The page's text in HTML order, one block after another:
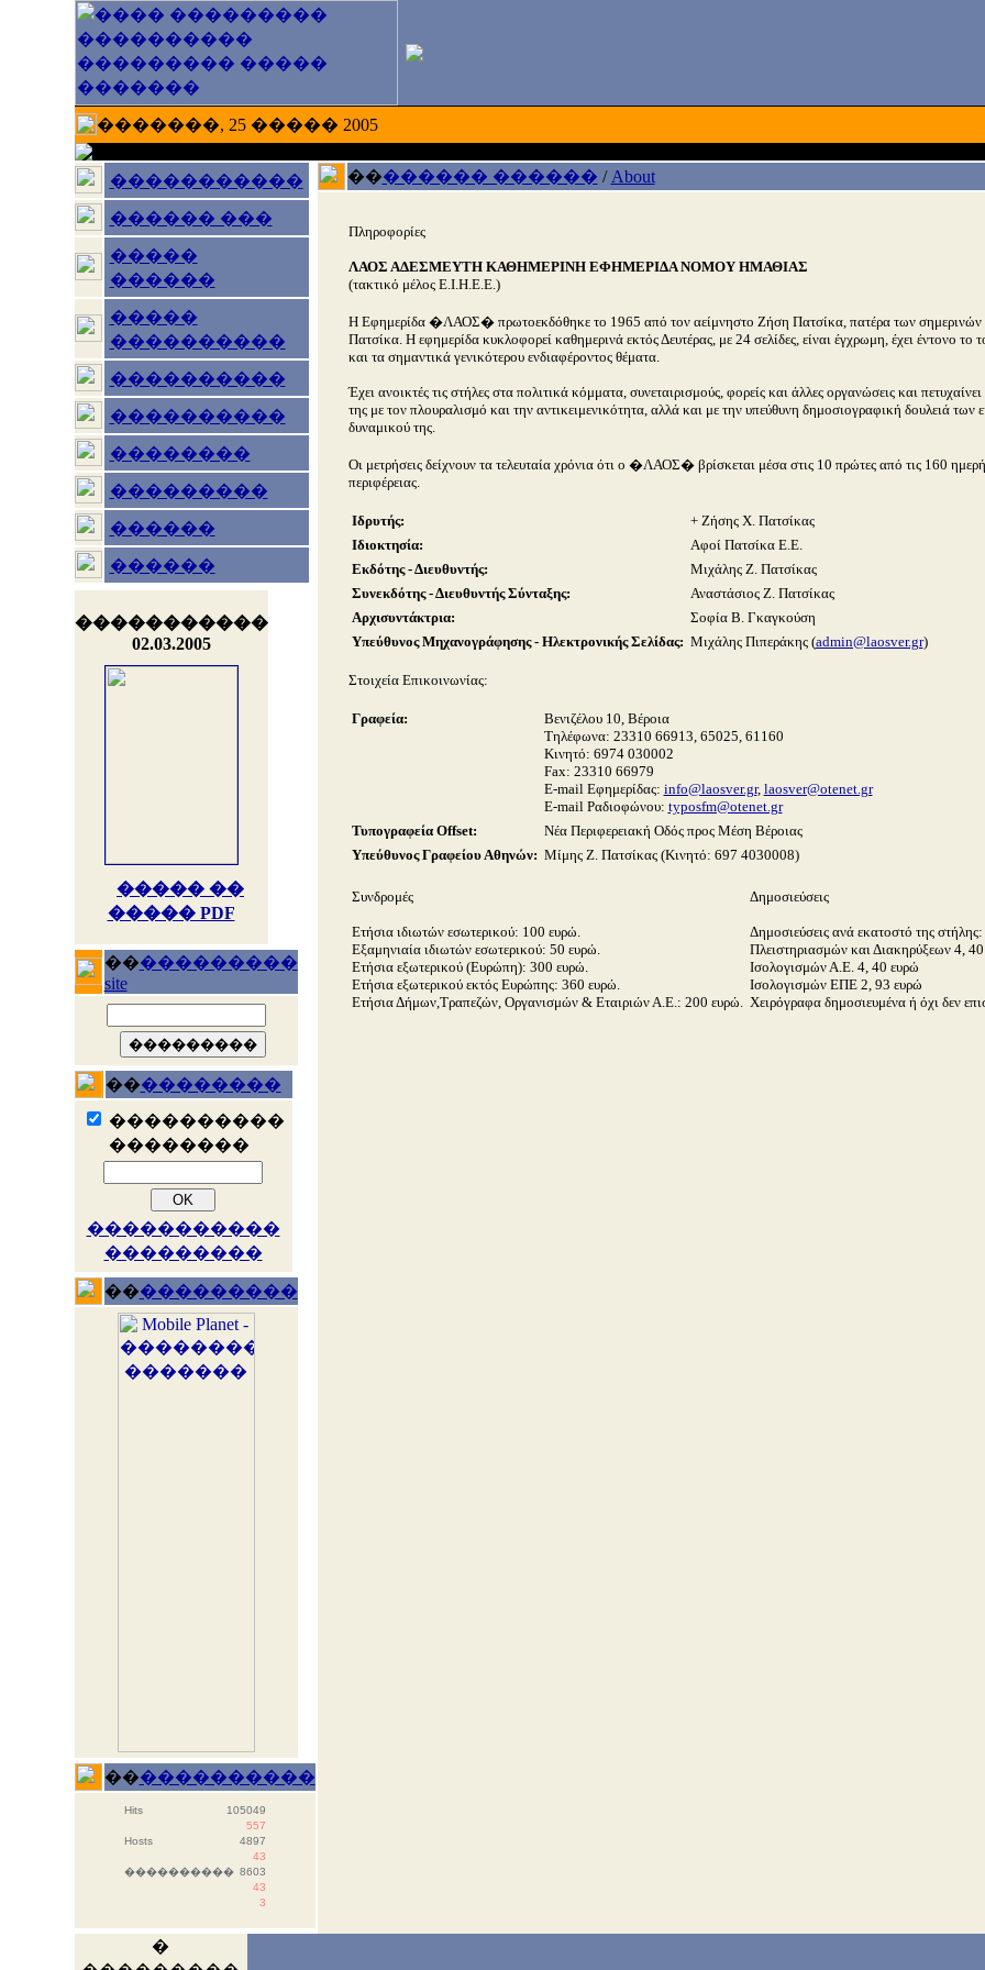
�������, 25 ����� 2005
�����������
������ ���
�����
������
�����
����������
����������
����������
��������
���������
������
������
�����������
02.03.2005
����� ��
����� PDF
�����������
site
����������
����������
��������
�����������
���������
�����������
������������
Hits
105049
557
Hosts
4897
43
���������� 8603
43
3
�������� ������ / About
Πληροφορίες
ΛΑΟΣ ΑΔΕΣΜΕΥΤΗ ΚΑΘΗΜΕΡΙΝΗ ΕΦΗΜΕΡΙΔΑ ΝΟΜΟΥ ΗΜΑΘΙΑΣ
(τακτικό μέλος Ε.Ι.Η.Ε.Ε.)
Η Εφημερίδα �ΛΑΟΣ� πρωτοεκδόθηκε το 1965 από τον αείμνηστο Ζήση Πατσίκα, πατέρα των σημερινών
Πατσίκα. Η εφημερίδα κυκλοφορεί καθημερινά εκτός Δευτέρας, με 24 σελίδες, είναι έγχρωμη, έχει έντονο το
και τα σημαντικά γενικότερου ενδιαφέροντος θέματα.
Έχει ανοικτές τις στήλες στα πολιτικά κόμματα, συνεταιρισμούς, φορείς και άλλες οργανώσεις και
της με τον πλουραλισμό και την αντικειμενικότητα, αλλά και με την υπεύθυνη δημοσιογραφική δουλειά των
δυναμικού της.
Οι μετρήσεις δείχνουν τα τελευταία χρόνια ότι ο �ΛΑΟΣ� βρίσκεται μέσα στις 10 πρώτες από τις 160
περιφέρειας.
Ιδρυτής:
+ Ζήσης Χ. Πατσίκας
Ιδιοκτησία:
Αφοί Πατσίκα Ε.Ε.
Εκδότης - Διευθυντής:
Μιχάλης Ζ. Πατσίκας
Συνεκδότης - Διευθυντής Σύνταξης:
Αναστάσιος Ζ. Πατσίκας
Αρχισυντάκτρια:
Σοφία Β. Γκαγκούση
Υπεύθυνος Μηχανογράφησης - Ηλεκτρονικής Σελίδας: Μιχάλης Πιπεράκης (admin@laosver.gr)
Στοιχεία Επικοινωνίας:
Γραφεία:
Βενιζέλου 10, Βέροια
Τηλέφωνα: 23310 66913, 65025, 61160
Κινητό: 6974 030002
Fax: 23310 66979
E-mail Εφημερίδας: info@laosver.gr, laosver@otenet.gr
E-mail Ραδιοφώνου: typosfm@otenet.gr
Τυπογραφεία Offset:
Νέα Περιφερειακή Οδός προς Μέση Βέροιας
Υπεύθυνος Γραφείου Αθηνών: Μίμης Ζ. Πατσίκας (Κινητό: 697 4030008)
Συνδρομές
Ετήσια ιδιωτών εσωτερικού: 100 ευρώ.
Εξαμηνιαία ιδιωτών εσωτερικού: 50 ευρώ.
Ετήσια εξωτερικού (Ευρώπη): 300 ευρώ.
Ετήσια εξωτερικού εκτός Ευρώπης: 360 ευρώ.
Ετήσια Δήμων,Τραπεζών, Οργανισμών & Εταιριών Α.Ε.: 200 ευρώ.
Δημοσιεύσεις
Δημοσιεύσεις ανά εκατοστό της στήλης:
Πλειστηριασμών και Διακηρύξεων 4,
Ισολογισμών Α.Ε. 4, 40 ευρώ
Ισολογισμών ΕΠΕ 2, 93 ευρώ
Χειρόγραφα δημοσιευμένα ή όχι δεν
�